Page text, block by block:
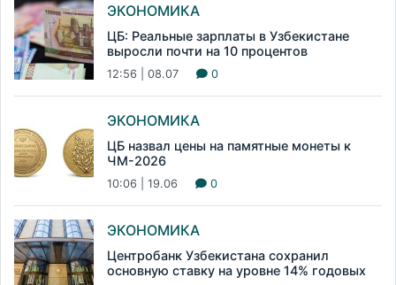
ЭКОНОМИКА
ЦБ: Реальные зарплаты в Узбекистане
выросли почти на 10 процентов
12:56 | 08.07 0
ЭКОНОМИКА
ЦБ назвал цены на памятные монеты к
ЧМ-2026
10:06 | 19.06 0
ЭКОНОМИКА
Центробанк Узбекистана сохранил
основную ставку на уровне 14% годовых